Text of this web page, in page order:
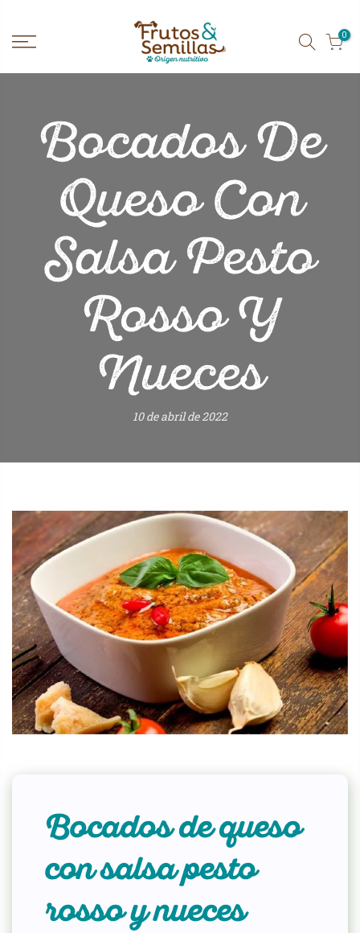
0
Bocados De
Queso Con
Salsa Pesto
Rosso Y
Nueces
10 de abril de 2022
Bocados de queso
con salsa pesto
rosso y nueces